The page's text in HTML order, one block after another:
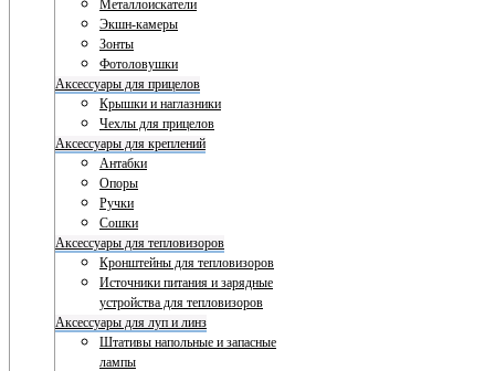
Металлоискатели
Экшн-камеры
Зонты
Фотоловушки
Аксессуары для прицелов
Крышки и наглазники
Чехлы для прицелов
Аксессуары для креплений
Антабки
Опоры
Ручки
Сошки
Аксессуары для тепловизоров
Кронштейны для тепловизоров
Источники питания и зарядные
устройства для тепловизоров
Аксессуары для луп и линз
Штативы напольные и запасные
лампы